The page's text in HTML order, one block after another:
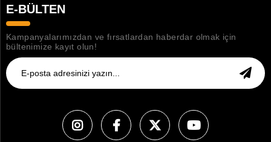
E-BÜLTEN
Kampanyalarımızdan ve fırsatlardan haberdar olmak için
bültenimize kayıt olun!